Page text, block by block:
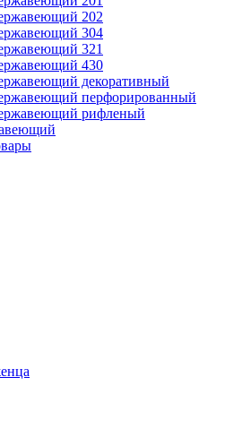
202
304
321
430
декоративный
перфорированный
рифленый